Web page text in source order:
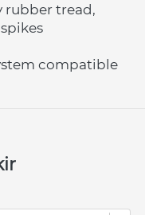
rubber tread,
compatible